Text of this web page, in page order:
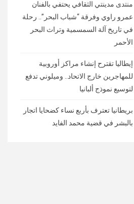
منتدى مدينتي الثقافي يحتفي بالفنان
عمرو راوي وفرقة “شباب البحر”.. رحلة
في تاريخ آلة السمسمية وتراث البحر
الأحمر
إيطاليا تقترح إنشاء مراكز أوروبية
للمهاجرين خارج الاتحاد.. وميلوني تدفع
لتوسيع نموذج ألبانيا
بريطانيا تعترف بأربع نساء كضحايا اتجار
بالبشر في قضية محمد الفايد